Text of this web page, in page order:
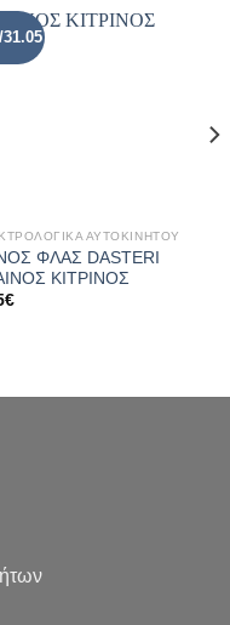
31.05
ΑΥΤΟΚΙΝΗΤΟΥ
ΦΛΑΣ DASTERI
ΚΙΤΡΙΝΟΣ
€